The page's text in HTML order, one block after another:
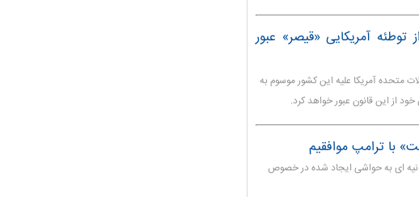
آمریکایی «قیصر» عبور
متحده آمریکا علیه این کشور موسوم به
از این قانون عبور خواهد کرد.
ترامپ موافقیم
ای به حواشی ایجاد شده در خصوص